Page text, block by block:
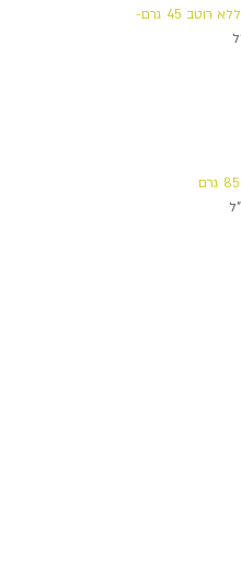
45 גרם-